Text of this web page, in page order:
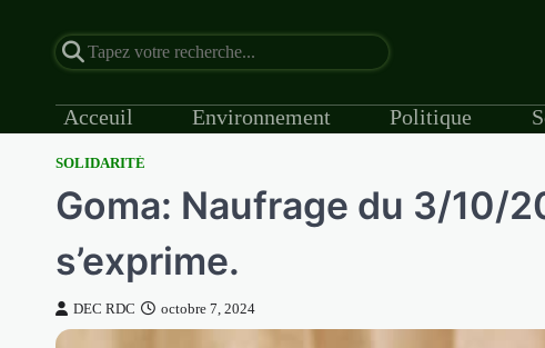
Acceuil Environnement Politique
SOLIDARITÉ
Goma: Naufrage du 3/10/
s’exprime.
DEC RDC octobre 7, 2024